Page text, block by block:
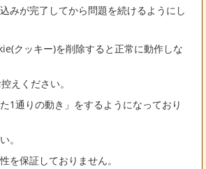
みが完了してから問題を続けるようにし
クッキー)を削除すると正常に動作しな
えください。
1通りの動き」をするようになっており
。
を保証しておりません。